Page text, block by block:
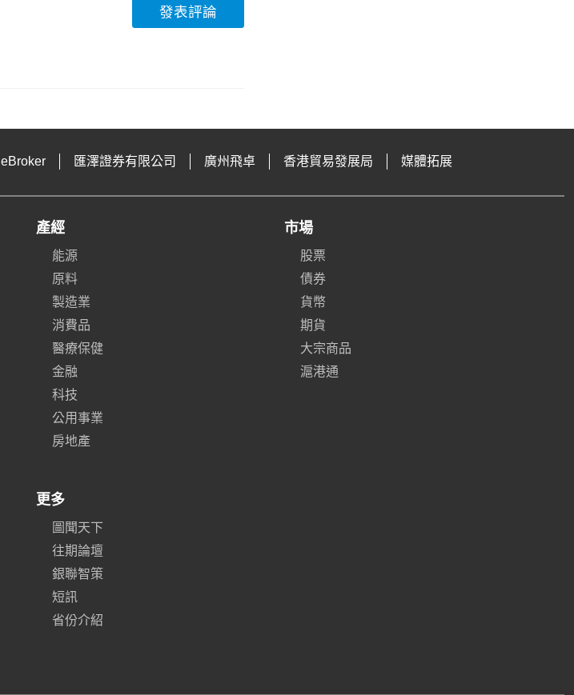
發表評論
eBroker 匯澤證券有限公司 廣州飛卓 香港貿易發展局 媒體拓展
產經
能源
原料
製造業
消費品
醫療保健
金融
科技
公用事業
房地產
市場
股票
債券
貨幣
期貨
大宗商品
滬港通
更多
圖聞天下
往期論壇
銀聯智策
短訊
省份介紹